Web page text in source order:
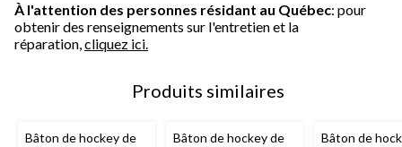
À l'attention des personnes résidant au Québec: pour
obtenir des renseignements sur l'entretien et la
réparation,cliquez ici.
Produits similaires
Bâton de hockey de
Bâton de hockey de
Bâton de